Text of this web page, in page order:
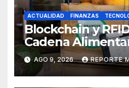
ACTUALIDAD FINANZAS
Blockchain y
Cadena
Trazabilidad
el Consumidor
Santiago
AGO 9, 2026 REPORTE